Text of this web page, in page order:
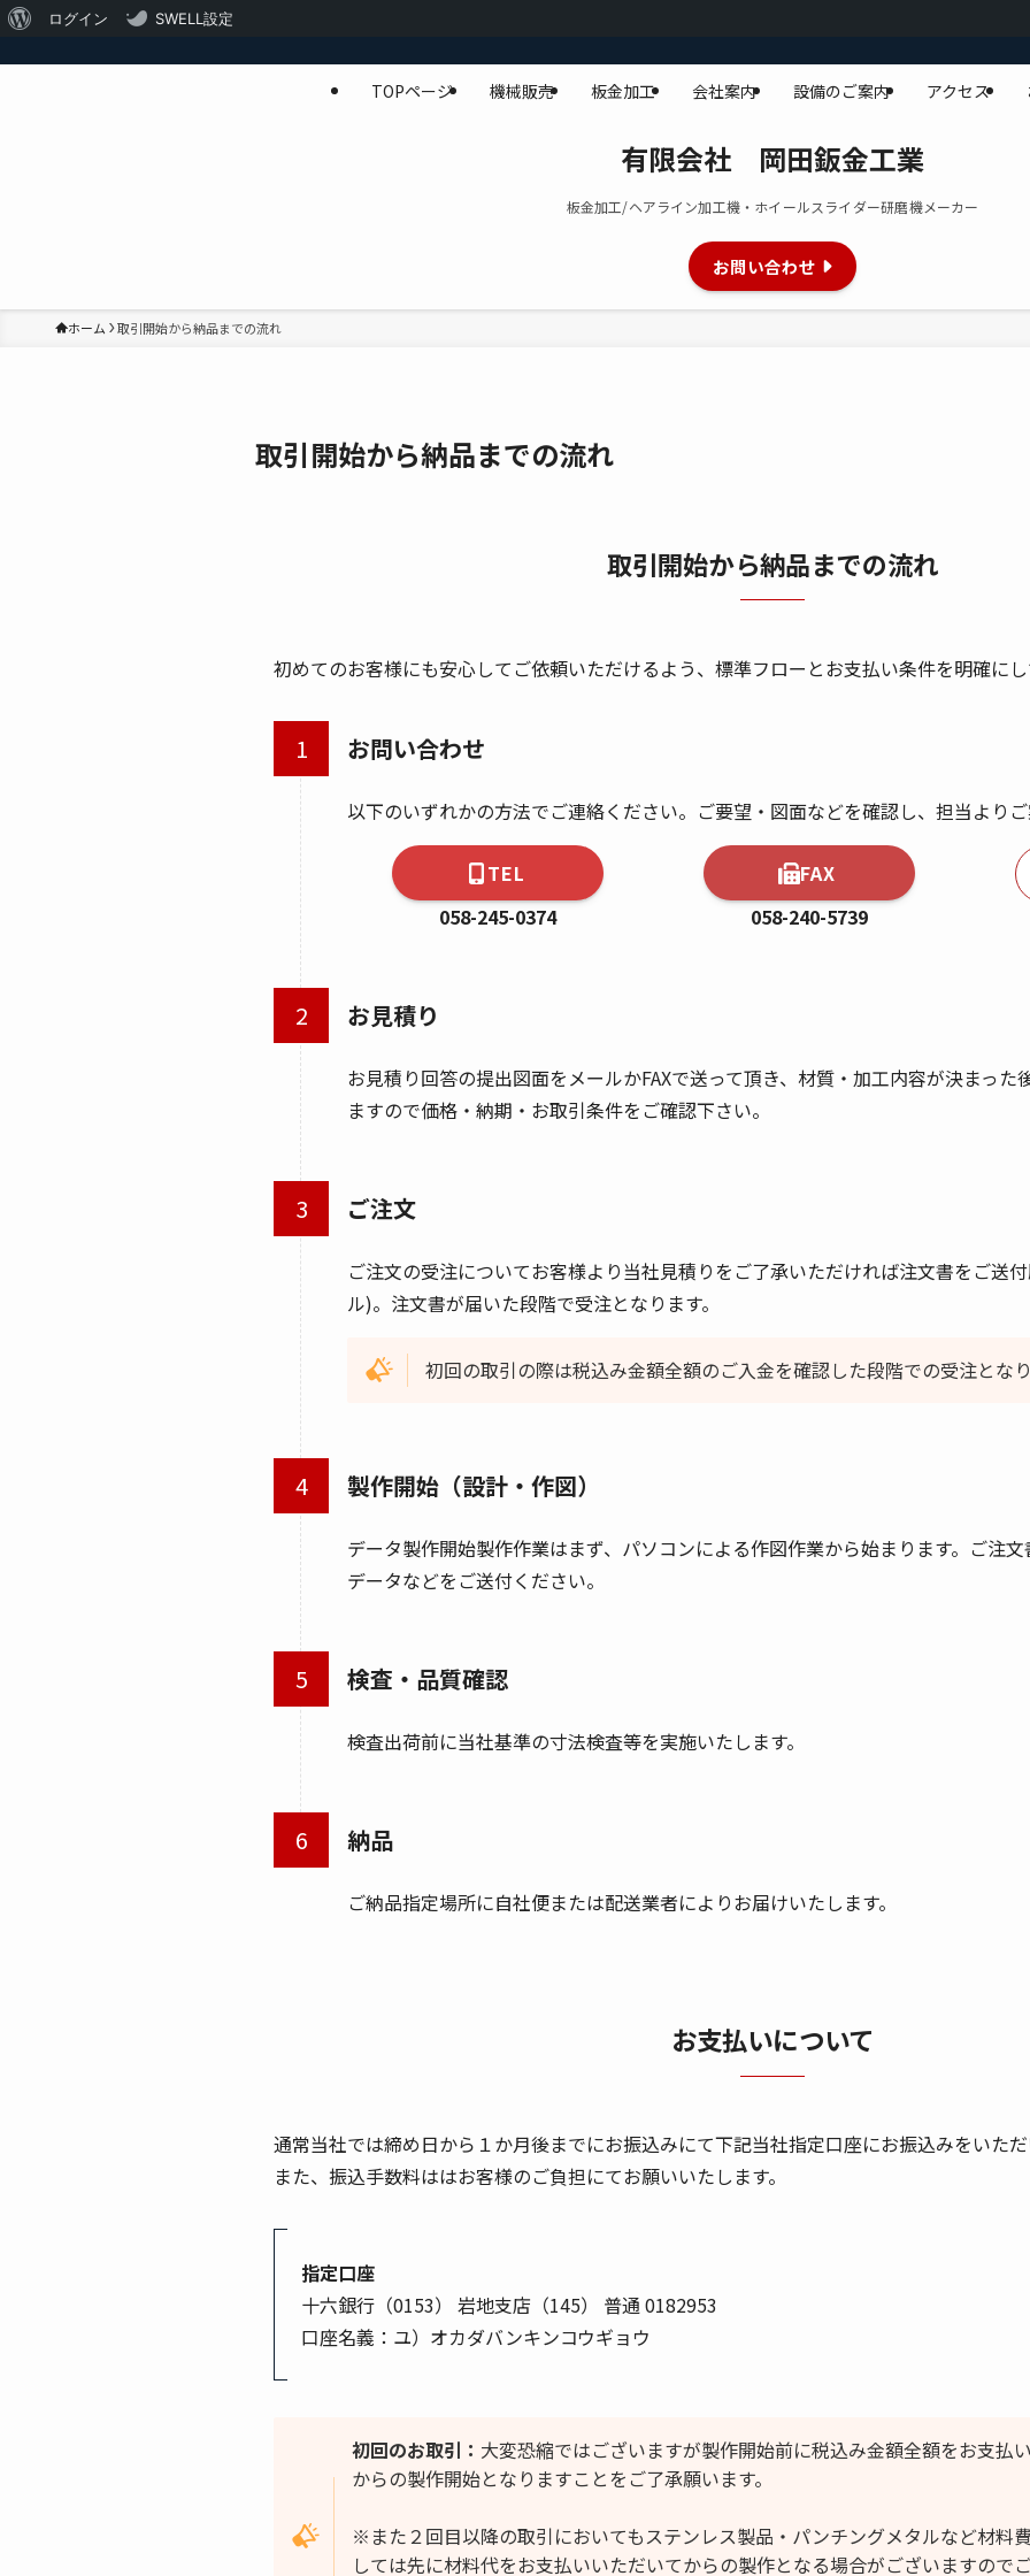
WordPress
ログイン SWELL設定
有限会社 岡田鈑金工業
板金加工/ヘアライン加工機・ホイールスライダー研磨機メーカー
TOPページ 機械販売 板金加工 会社案内 設備のご案内 アクセス
お問い合わせ
ホーム 取引開始から納品までの流れ
取引開始から納品までの流れ
取引開始から納品までの流れ
初めてのお客様にも安心してご依頼いただけるよう、標準フローとお支払い条件を明確にし
お問い合わせ
以下のいずれかの方法でご連絡ください。ご要望・図面などを確認し、担当よりご
TEL
058-245-0374
FAX
058-240-5739
お見積り
お見積り回答の提出図面をメールかFAXで送って頂き、材質・加工内容が決まった
ますので価格・納期・お取引条件をご確認下さい。
ご注文
ご注文の受注についてお客様より当社見積りをご了承いただければ注文書をご送
ル)。注文書が届いた段階で受注となります。
初回の取引の際は税込み金額全額のご入金を確認した段階での受注とな
製作開始（設計・作図）
データ製作開始製作作業はまず、パソコンによる作図作業から始まります。ご注
データなどをご送付ください。
検査・品質確認
検査出荷前に当社基準の寸法検査等を実施いたします。
納品
ご納品指定場所に自社便または配送業者によりお届けいたします。
お支払いについて
通常当社では締め日から１か月後までにお振込みにて下記当社指定口座にお振込みをいただ
また、振込手数料ははお客様のご負担にてお願いいたします。
指定口座
十六銀行（0153） 岩地支店（145） 普通 0182953
口座名義：ユ）オカダバンキンコウギョウ
初回のお取引： 大変恐縮ではございますが製作開始前に税込み金額全額をお支払
からの製作開始となりますことをご了承願います。
※また２回目以降の取引においてもステンレス製品・パンチングメタルなど材料
しては先に材料代をお支払いいただいてからの製作となる場合がございますので